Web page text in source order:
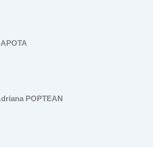
POPTEAN